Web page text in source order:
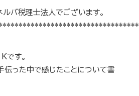
バ税理士法人でございます。
です。
伝った中で感じたことについて書